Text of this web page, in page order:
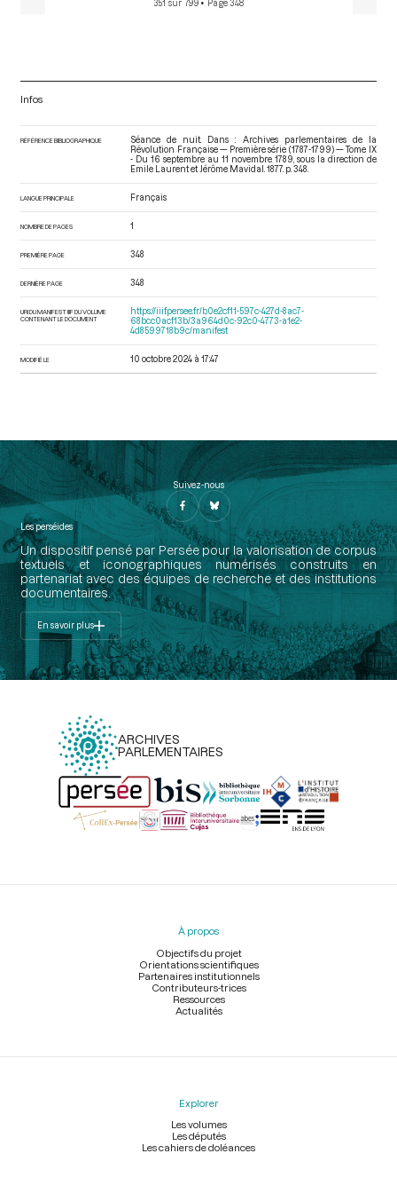
351 sur 799 • Page 348
Infos
RÉFÉRENCE BIBLIOGRAPHIQUE
Séance de nuit. Dans : Archives parlementaires de la
Révolution Française — Première série (1787-1799) — Tome IX
- Du 16 septembre au 11 novembre 1789 , sous la direction de
Emile Laurent et Jérôme Mavidal. 1877. p. 348.
LANGUE PRINCIPALE Français
NOMBRE DE PAGES 1
PREMIÈRE PAGE 348
DERNIÈRE PAGE 348
URI DU MANIFEST IIIF DU VOLUME
CONTENANT LE DOCUMENT
https://iiif.persee.fr/b0e2cf11-597c-427d-8ac7-
68bcc0acf13b/3a964d0c-92c0-4773-a1e2-
4d8599718b9c/manifest
MODIFIÉ LE 10 octobre 2024 à 17:47
Suivez-nous
Les perséides
Un dispositif pensé par Persée pour la valorisation de corpus
textuels et iconographiques numérisés construits en
partenariat avec des équipes de recherche et des institutions
documentaires.
En savoir plus
ARCHIVES
PARLEMENTAIRES
Menu
À propos
Objectifs du projet
Orientations scientifiques
Partenaires institutionnels
Contributeurs-trices
Ressources
Actualités
Explorer
Les volumes
Les députés
Les cahiers de doléances